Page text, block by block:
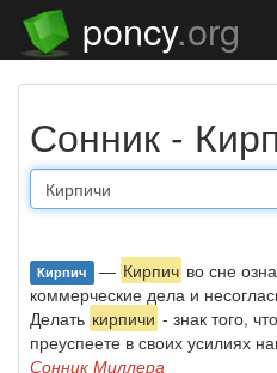
poncy.org
Сонник -
Кирпич — Кирпич во сне
коммерческие дела и
Делать кирпичи - знак того,
преуспеете в своих усилиях
Сонник Миллера